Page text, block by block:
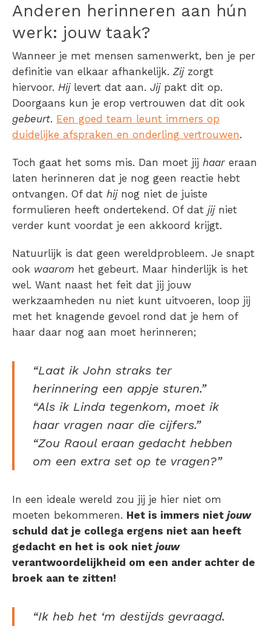
Anderen herinneren aan hún
werk: jouw taak?
Wanneer je met mensen samenwerkt, ben je per
definitie van elkaar afhankelijk. Zijzorgt
hiervoor. Hijlevert dat aan. Jijpakt dit op.
Doorgaans kun je erop vertrouwen dat dit ook
gebeurt. Een goed team leunt immers op
duidelijke afspraken en onderling vertrouwen.
Toch gaat het soms mis. Dan moet jij haar eraan
laten herinneren dat je nog geen reactie hebt
ontvangen. Of dat hijnog niet de juiste
formulieren heeft ondertekend. Of dat jijniet
verder kunt voordat je een akkoord krijgt.
Natuurlijk is dat geen wereldprobleem. Je snapt
ook waarom het gebeurt. Maar hinderlijk is het
wel. Want naast het feit dat jij jouw
werkzaamheden nu niet kunt uitvoeren, loop jij
met het knagende gevoel rond dat je hem of
haar daar nog aan moet herinneren;
“Laat ik John straks ter
herinnering een appje sturen.”
“Als ik Linda tegenkom, moet ik
haar vragen naar die cijfers.”
“Zou Raoul eraan gedacht hebben
om een extra set op te vragen?”
In een ideale wereld zou jij je hier niet om
moeten bekommeren. Het is immers niet jouw
schuld dat je collega ergens niet aan heeft
gedacht en het is ook niet jouw
verantwoordelijkheid om een ander achter de
broek aan te zitten!
“Ik heb het ‘m destijds gevraagd.